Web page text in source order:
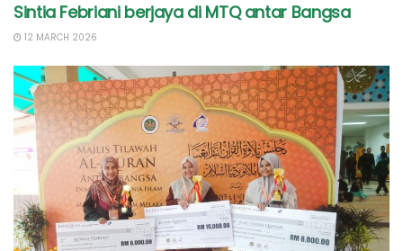
Sintia Febriani berjaya di MTQ antar Bangsa
12 MARCH 2026